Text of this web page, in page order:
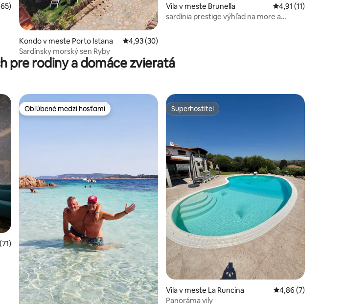
ohodnotenie 4,82 z 5, počet hodnotení: 65
Kondo v meste Porto Istana Priemerné ohodnotenie 4,93 z 5, počet hodnotení: 30
4,93 (30)
Sardínsky morský sen Ryby
Vila v meste Brunella Priemerné
4,91 (11)
sardínia prestige výhľad na more a
pre rodiny a domáce zvieratá
ohodnotenie 4,97 z 5, počet hodnotení: 71
Obľúbené medzi hosťami
Obľúbené medzi hosťami Superhostiteľ
Superhostiteľ
Vila v meste La Runcina Priemerné
4,86 (7)
Panoráma vily